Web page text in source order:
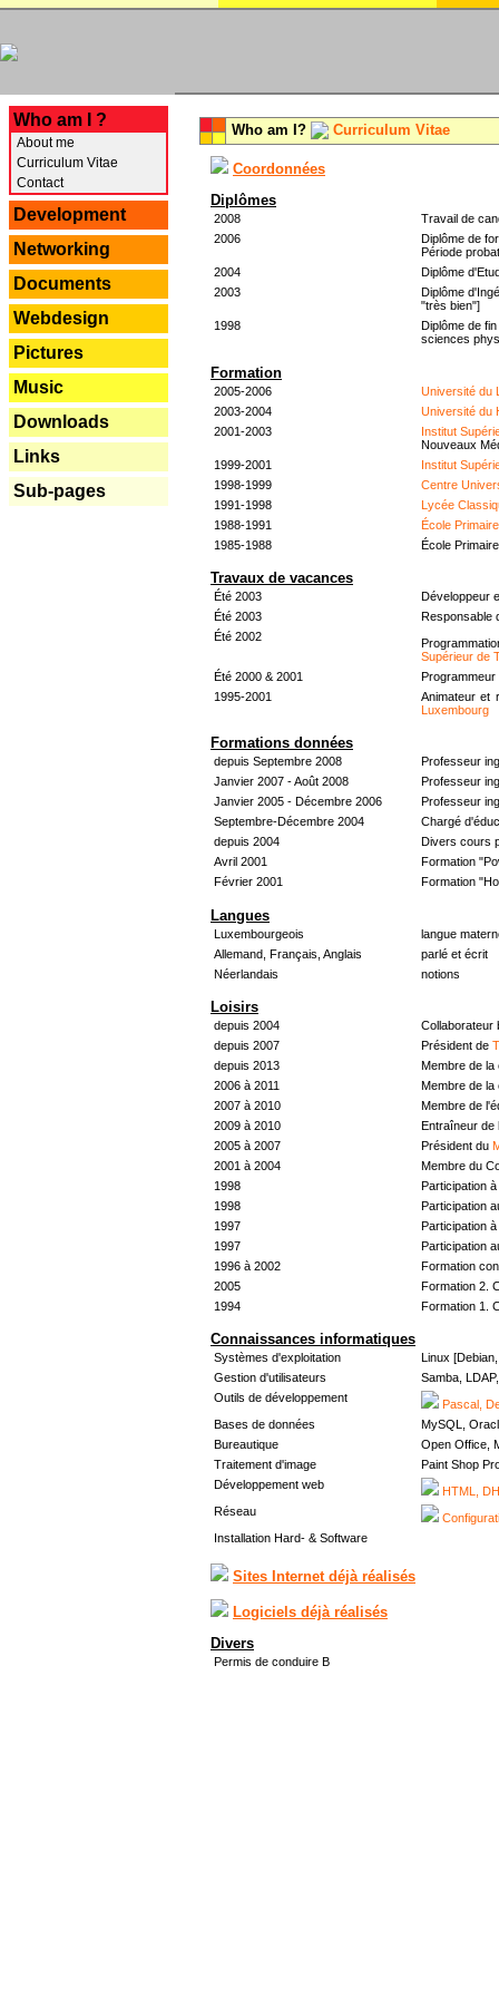
Who am I ?
About me
Curriculum Vitae
Contact
Development
Networking
Documents
Webdesign
Pictures
Music
Downloads
Links
Sub-pages
Who am I? Curriculum Vitae
Coordonnées
Diplômes
2008
Travail de
2006
Diplôme de
Période
2004
Diplôme
2003
Diplôme
"très bien"]
1998
Diplôme de
sciences
Formation
2005-2006
Université du
2003-2004
Université du
2001-2003
Institut
Nouveaux
1999-2001
Institut
1998-1999
Centre
1991-1998
Lycée
1988-1991
École
1985-1988
École
Travaux de vacances
Été 2003
Développeur
Été 2003
Responsable
Été 2002
Supérieur de
Été 2000 & 2001
Programmeur
1995-2001
Animateur et
Luxembourg
Formations données
depuis Septembre 2008
Professeur
Janvier 2007 - Août 2008
Professeur
Janvier 2005 - Décembre 2006
Professeur
Septembre-Décembre 2004
Chargé
depuis 2004
Divers cours
Avril 2001
Formation
Février 2001
Formation
Langues
Luxembourgeois
langue
Allemand, Français, Anglais
parlé et écrit
Néerlandais
notions
Loisirs
depuis 2004
Collaborateur
depuis 2007
Président de
depuis 2013
Membre de
2006 à 2011
Membre de
2007 à 2010
Membre de
2009 à 2010
Entraîneur de
2005 à 2007
Président du
2001 à 2004
Membre du
1998
Participation à
1998
Participation
1997
Participation à
1997
Participation
1996 à 2002
Formation
2005
Formation 2.
1994
Formation 1.
Connaissances informatiques
Systèmes d'exploitation
Linux
Gestion d'utilisateurs
Samba,
Outils de développement
Pascal,
Bases de données
MySQL,
Bureautique
Open Office,
Traitement d'image
Paint Shop
Développement web
HTML,
Réseau
Installation Hard- & Software
Sites Internet déjà réalisés
Logiciels déjà réalisés
Divers
Permis de conduire B